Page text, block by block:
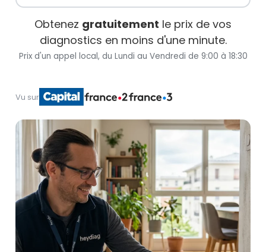
Obtenez gratuitement le prix de vos
diagnostics en moins d'une minute.
Prix d'un appel local, du Lundi au Vendredi de 9:00 à 18:30
Vu sur